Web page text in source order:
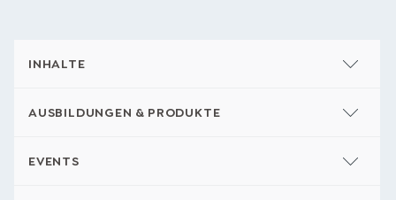
INHALTE
AUSBILDUNGEN & PRODUKTE
EVENTS